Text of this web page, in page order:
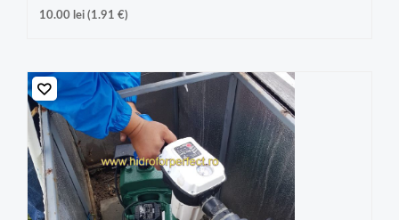
10.00 lei(1.91 €)